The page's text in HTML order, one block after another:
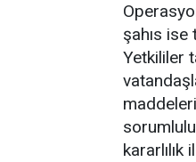
şahıs
Yetkililer